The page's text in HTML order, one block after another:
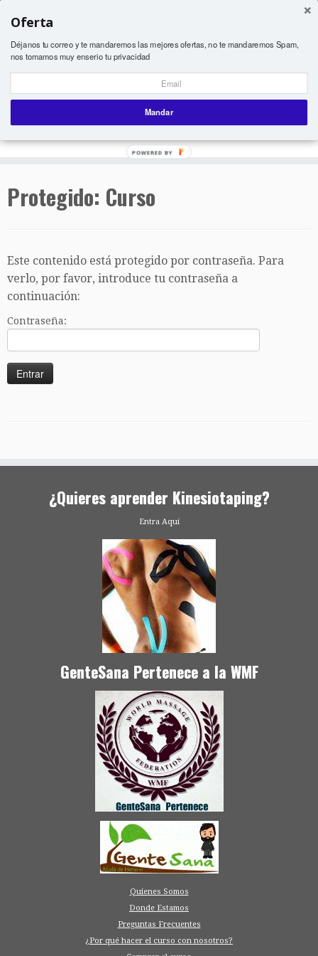
al
contenido
Curso de Crosstaping
Protegido: Curso
Este contenido está protegido por contraseña. Para
verlo, por favor, introduce tu contraseña a
continuación:
Contraseña:
¿Quieres aprender Kinesiotaping?
Entra Aquí
GenteSana Pertenece a la WMF
Quienes Somos
Donde Estamos
Preguntas Frecuentes
¿Por qué hacer el curso con nosotros?
Oferta
Déjanos tu correo y te mandaremos las mejores ofertas, no te mandaremos Spam,
nos tomamos muy enserio tu privacidad
Mandar
POWERED BY